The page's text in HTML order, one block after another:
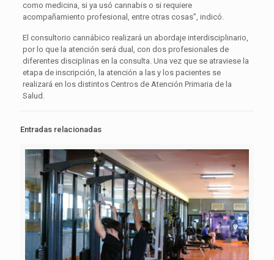
como medicina, si ya usó cannabis o si requiere
acompañamiento profesional, entre otras cosas”, indicó.
El consultorio cannábico realizará un abordaje interdisciplinario,
por lo que la atención será dual, con dos profesionales de
diferentes disciplinas en la consulta. Una vez que se atraviese la
etapa de inscripción, la atención a las y los pacientes se
realizará en los distintos Centros de Atención Primaria de la
Salud.
Entradas relacionadas